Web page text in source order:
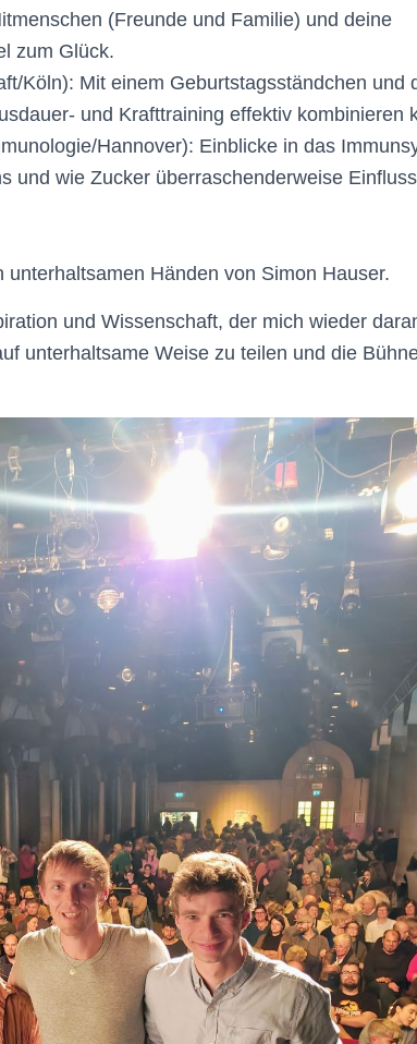
(Freunde und Familie) und deine
zum Glück.
Köln): Mit einem Geburtstagsständchen und
und Krafttraining effektiv kombinieren
Hannover): Einblicke in das
und wie Zucker überraschenderweise Einfluss
Händen von Simon Hauser.
und Wissenschaft, der mich wieder
unterhaltsame Weise zu teilen und die